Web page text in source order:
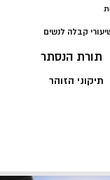
קבלה לנשים
תורת הנסתר
תיקוני הזוהר